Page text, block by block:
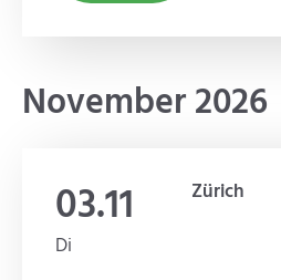
November 2026
03.11
Di
Zürich